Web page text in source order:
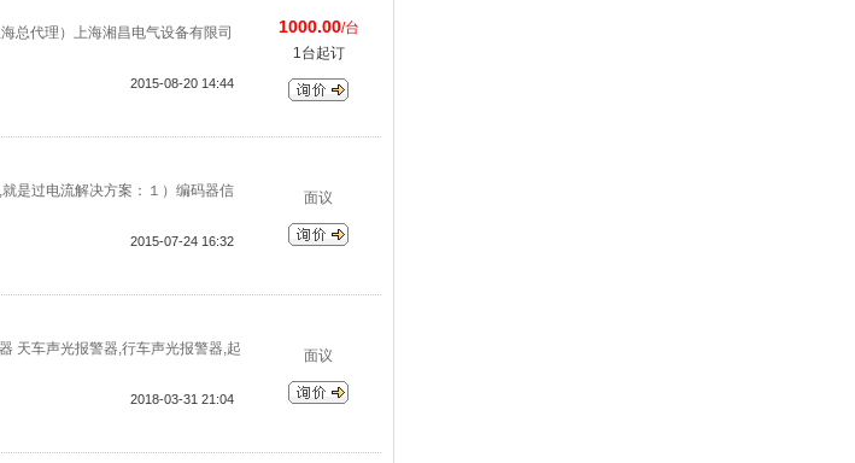
总代理）上海湘昌电气设备有限司
2015-08-20 14:44
1000.00/台
1台起订
是过电流解决方案：１）编码器信
2015-07-24 16:32
面议
天车声光报警器,行车声光报警器,起
2018-03-31 21:04
面议